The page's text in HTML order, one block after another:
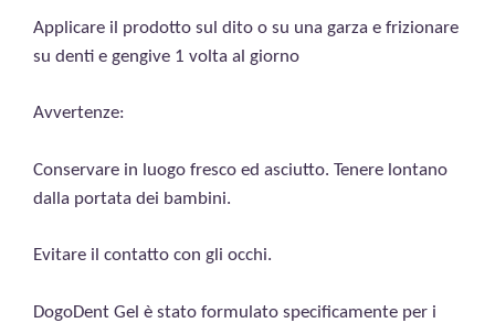
Applicare il prodotto sul dito o su una garza e frizionare
su denti e gengive 1 volta al giorno
Avvertenze:
Conservare in luogo fresco ed asciutto. Tenere lontano
dalla portata dei bambini.
Evitare il contatto con gli occhi.
DogoDent Gel è stato formulato specificamente per i